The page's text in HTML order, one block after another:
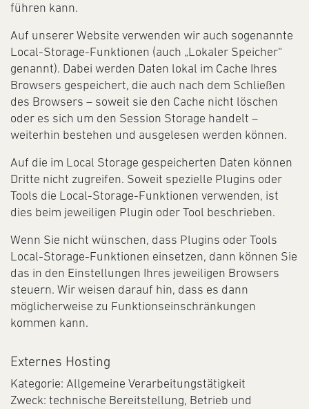
führen kann.
Auf unserer Website verwenden wir auch sogenannte
Local-Storage-Funktionen (auch „Lokaler Speicher“
genannt). Dabei werden Daten lokal im Cache Ihres
Browsers gespeichert, die auch nach dem Schließen
des Browsers – soweit sie den Cache nicht löschen
oder es sich um den Session Storage handelt –
weiterhin bestehen und ausgelesen werden können.
Auf die im Local Storage gespeicherten Daten können
Dritte nicht zugreifen. Soweit spezielle Plugins oder
Tools die Local-Storage-Funktionen verwenden, ist
dies beim jeweiligen Plugin oder Tool beschrieben.
Wenn Sie nicht wünschen, dass Plugins oder Tools
Local-Storage-Funktionen einsetzen, dann können Sie
das in den Einstellungen Ihres jeweiligen Browsers
steuern. Wir weisen darauf hin, dass es dann
möglicherweise zu Funktionseinschränkungen
kommen kann.
Externes Hosting
Kategorie: Allgemeine Verarbeitungstätigkeit
Zweck: technische Bereitstellung, Betrieb und